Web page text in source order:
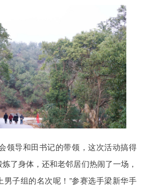
领导和田书记的带领，这次活动搞得
了身体，还和老邻居们热闹了一场，
子组的名次呢！”参赛选手梁新华手